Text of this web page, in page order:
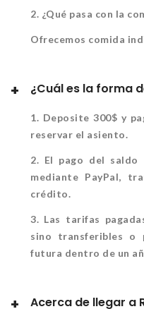
2. ¿Qué pasa con la
Ofrecemos comida
¿Cuál es la forma
1. Deposite 300$ y
reservar el asiento.
2. El pago del saldo
mediante PayPal,
crédito.
3. Las tarifas
sino transferibles o
futura dentro de un
Acerca de llegar a